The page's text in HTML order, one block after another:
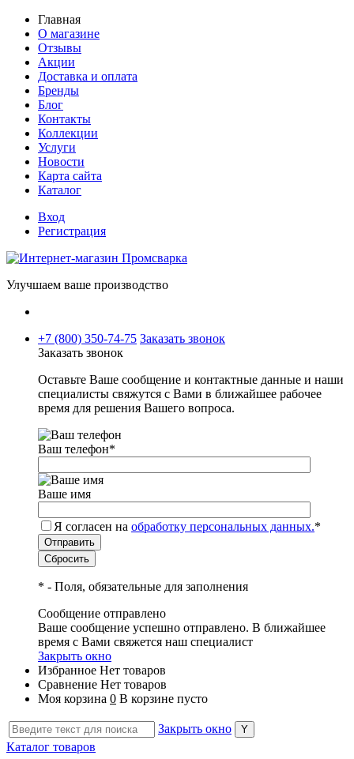
Главная
О магазине
Отзывы
Акции
Доставка и оплата
Бренды
Блог
Контакты
Коллекции
Услуги
Новости
Карта сайта
Каталог
Вход
Регистрация
Улучшаем ваше производство
+7 (800) 350-74-75 Заказать звонок
Заказать звонок
Оставьте Ваше сообщение и контактные данные и наши
специалисты свяжутся с Вами в ближайшее рабочее
время для решения Вашего вопроса.
Ваш телефон*
Ваше имя
Я согласен на обработку персональных данных.*
* - Поля, обязательные для заполнения
Сообщение отправлено
Ваше сообщение успешно отправлено. В ближайшее
время с Вами свяжется наш специалист
Закрыть окно
Избранное Нет товаров
Сравнение Нет товаров
Моя корзина 0 В корзине пусто
Закрыть окно
Каталог товаров